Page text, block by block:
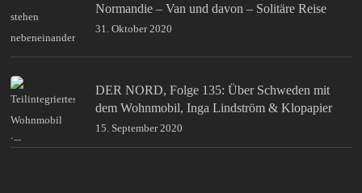
Normandie – Van und davon – Solitäre Reise
31. Oktober 2020
DER NORD, Folge 135: Über Schweden mit
dem Wohnmobil, Inga Lindström & Klopapier
15. September 2020